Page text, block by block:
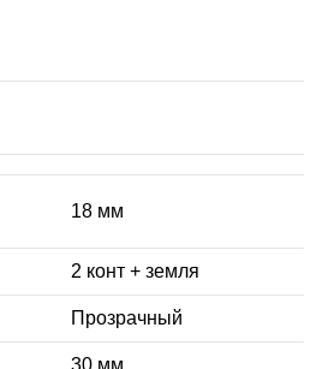
18 мм
2 конт + земля
Прозрачный
30 мм